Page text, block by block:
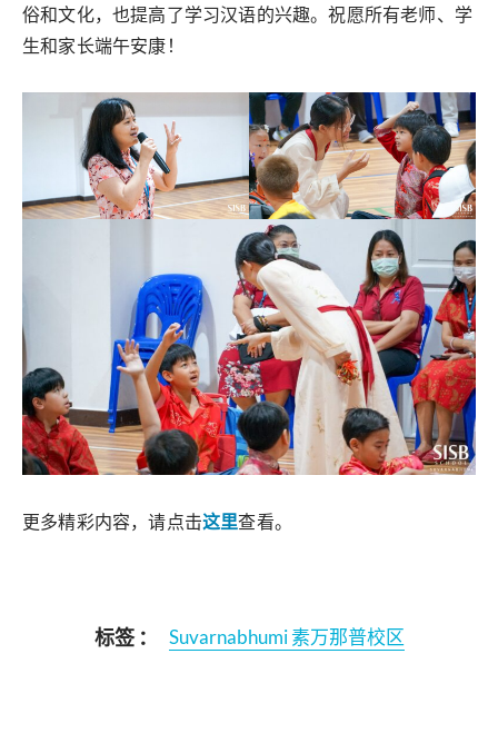
俗和文化，也提高了学习汉语的兴趣。祝愿所有老师、学
生和家长端午安康！
更多精彩内容，请点击这里查看。
标签 ： Suvarnabhumi 素万那普校区